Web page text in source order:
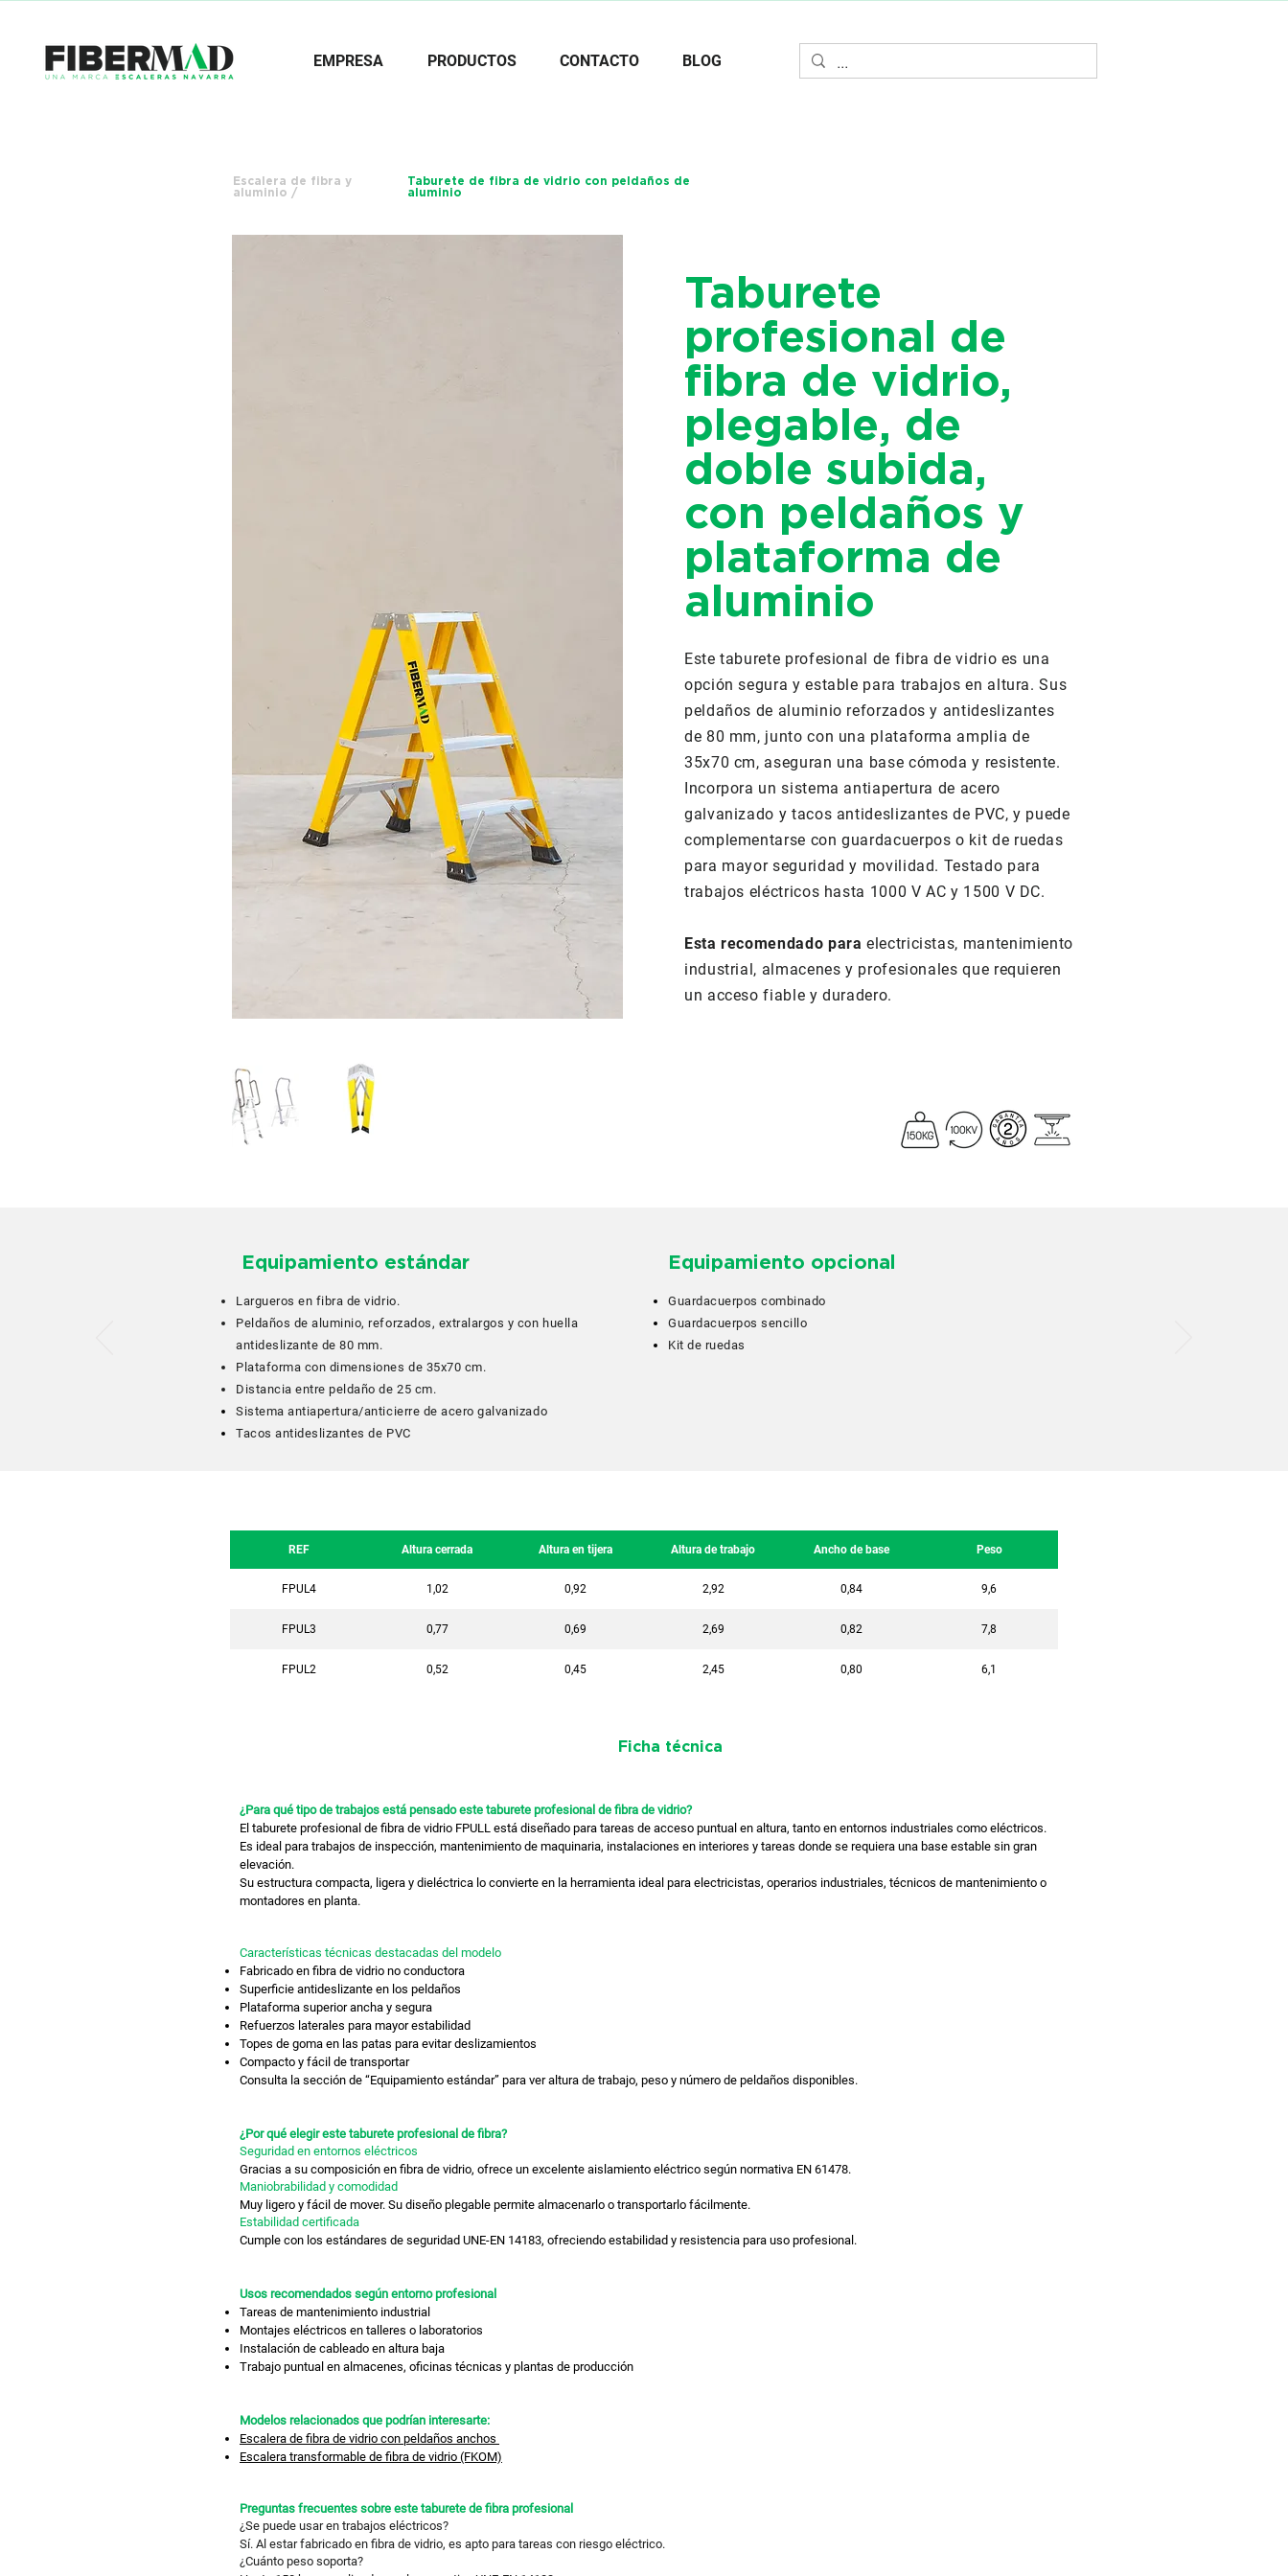
EMPRESA PRODUCTOS CONTACTO BLOG
Taburete de fibra de vidrio con peldaños de
aluminio
Escalera de fibra y
aluminio /
Taburete
profesional de
fibra de vidrio,
plegable, de
doble subida,
con peldaños y
plataforma de
aluminio
Este taburete profesional de fibra de vidrio es una
opción segura y estable para trabajos en altura. Sus
peldaños de aluminio reforzados y antideslizantes
de 80 mm, junto con una plataforma amplia de
35x70 cm, aseguran una base cómoda y resistente.
Incorpora un sistema antiapertura de acero
galvanizado y tacos antideslizantes de PVC, y puede
complementarse con guardacuerpos o kit de ruedas
para mayor seguridad y movilidad. Testado para
trabajos eléctricos hasta 1000 V AC y 1500 V DC.
Esta recomendado para electricistas, mantenimiento
industrial, almacenes y profesionales que requieren
un acceso fiable y duradero.
Equipamiento estándar
Largueros en fibra de vidrio.
Peldaños de aluminio, reforzados, extralargos y con huella
antideslizante de 80 mm.
Plataforma con dimensiones de 35x70 cm.
Distancia entre peldaño de 25 cm.
Sistema antiapertura/anticierre de acero galvanizado
Tacos antideslizantes de PVC
Equipamiento opcional
Guardacuerpos combinado
Guardacuerpos sencillo
Kit de ruedas
REF Altura cerrada Altura en tijera Altura de trabajo Ancho de base Peso
FPUL4 1,02 0,92 2,92 0,84 9,6
FPUL3 0,77 0,69 2,69 0,82 7,8
FPUL2 0,52 0,45 2,45 0,80 6,1
Ficha técnica
¿Para qué tipo de trabajos está pensado este taburete profesional de fibra de vidrio?
El taburete profesional de fibra de vidrio FPULL está diseñado para tareas de acceso puntual en altura, tanto en entornos industriales como eléctricos.
Es ideal para trabajos de inspección, mantenimiento de maquinaria, instalaciones en interiores y tareas donde se requiera una base estable sin gran
elevación.
Su estructura compacta, ligera y dieléctrica lo convierte en la herramienta ideal para electricistas, operarios industriales, técnicos de mantenimiento o
montadores en planta.
Características técnicas destacadas del modelo
Fabricado en fibra de vidrio no conductora
Superficie antideslizante en los peldaños
Plataforma superior ancha y segura
Refuerzos laterales para mayor estabilidad
Topes de goma en las patas para evitar deslizamientos
Compacto y fácil de transportar
Consulta la sección de “Equipamiento estándar” para ver altura de trabajo, peso y número de peldaños disponibles.
¿Por qué elegir este taburete profesional de fibra?
Seguridad en entornos eléctricos
Gracias a su composición en fibra de vidrio, ofrece un excelente aislamiento eléctrico según normativa EN 61478.
Maniobrabilidad y comodidad
Muy ligero y fácil de mover. Su diseño plegable permite almacenarlo o transportarlo fácilmente.
Estabilidad certificada
Cumple con los estándares de seguridad UNE-EN 14183, ofreciendo estabilidad y resistencia para uso profesional.
Usos recomendados según entorno profesional
Tareas de mantenimiento industrial
Montajes eléctricos en talleres o laboratorios
Instalación de cableado en altura baja
Trabajo puntual en almacenes, oficinas técnicas y plantas de producción
Modelos relacionados que podrían interesarte:
Escalera de fibra de vidrio con peldaños anchos
Escalera transformable de fibra de vidrio (FKOM)
Preguntas frecuentes sobre este taburete de fibra profesional
¿Se puede usar en trabajos eléctricos?
Sí. Al estar fabricado en fibra de vidrio, es apto para tareas con riesgo eléctrico.
¿Cuánto peso soporta?